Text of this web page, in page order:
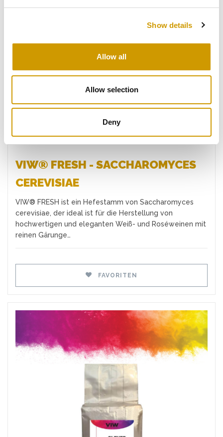
Show details
Allow all
Allow selection
Deny
Favoriten
VIW® FRESH - SACCHAROMYCES
CEREVISIAE
VIW® FRESH ist ein Hefestamm von Saccharomyces
cerevisiae, der ideal ist für die Herstellung von
hochwertigen und eleganten Weiß- und Roséweinen mit
reinen Gärunge…
FAVORITEN
Favoriten